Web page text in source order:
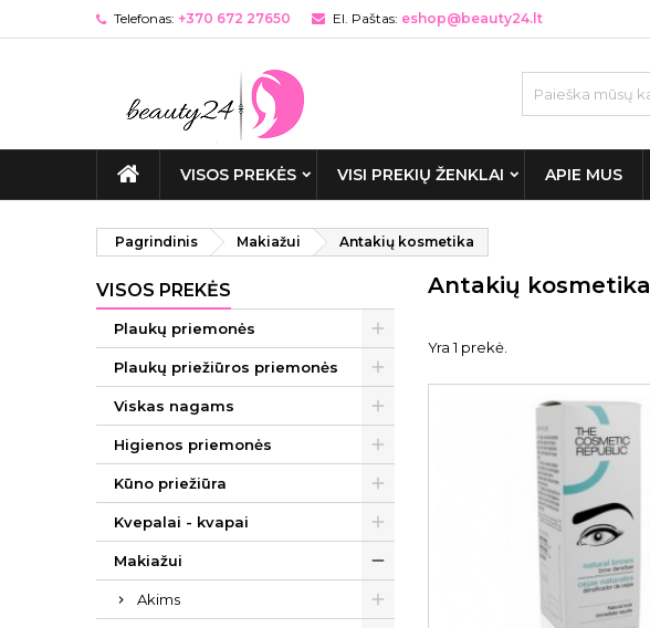
Telefonas: +370 672 27650 El. Paštas: eshop@beauty24.lt
VISOS PREKĖS VISI PREKIŲ ŽENKLAI APIE MUS
Pagrindinis Makiažui Antakių kosmetika
VISOS PREKĖS
Plaukų priemonės
Plaukų priežiūros priemonės
Viskas nagams
Higienos priemonės
Kūno priežiūra
Kvepalai - kvapai
Makiažui
Akims
Antakių kosmetika
Yra 1 prekė.